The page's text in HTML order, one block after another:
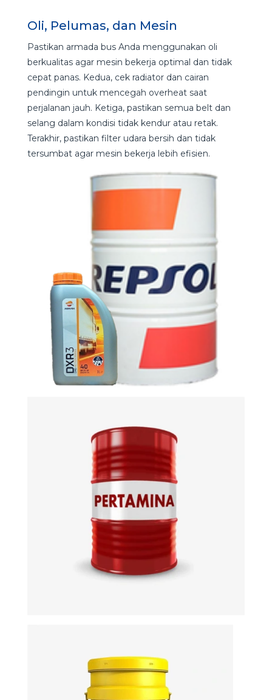
Oli, Pelumas, dan Mesin
Pastikan armada bus Anda menggunakan oli
berkualitas agar mesin bekerja optimal dan tidak
cepat panas. Kedua, cek radiator dan cairan
pendingin untuk mencegah overheat saat
perjalanan jauh. Ketiga, pastikan semua belt dan
selang dalam kondisi tidak kendur atau retak.
Terakhir, pastikan filter udara bersih dan tidak
tersumbat agar mesin bekerja lebih efisien.